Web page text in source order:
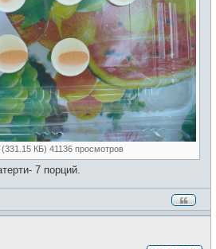
КБ) 41136 просмотров
7 порций.